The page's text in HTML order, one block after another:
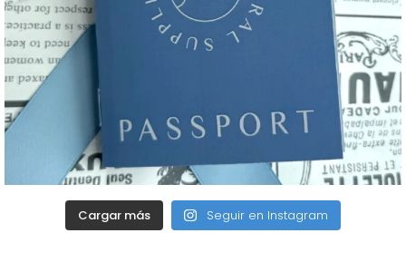
Cargar más Seguir en Instagram